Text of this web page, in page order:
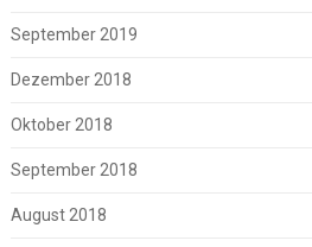
September 2019
Dezember 2018
Oktober 2018
September 2018
August 2018